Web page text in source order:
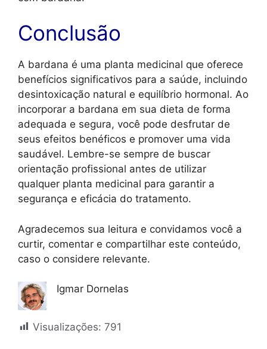
Conclusão
A bardana é uma planta medicinal que oferece
benefícios significativos para a saúde, incluindo
desintoxicação natural e equilíbrio hormonal. Ao
incorporar a bardana em sua dieta de forma
adequada e segura, você pode desfrutar de
seus efeitos benéficos e promover uma vida
saudável. Lembre-se sempre de buscar
orientação profissional antes de utilizar
qualquer planta medicinal para garantir a
segurança e eficácia do tratamento.
Agradecemos sua leitura e convidamos você a
curtir, comentar e compartilhar este conteúdo,
caso o considere relevante.
Igmar Dornelas
Visualizações: 791